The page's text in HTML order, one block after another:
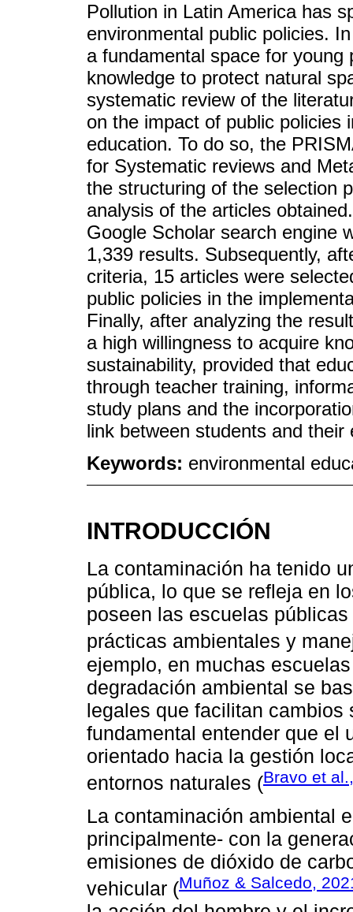
Pollution in Latin America has
environmental public policies.
a fundamental space for
knowledge to protect natural
systematic review of the
on the impact of public policies
education. To do so, the
for Systematic reviews and
the structuring of the selection
analysis of the articles
Google Scholar search engine
1,339 results. Subsequently,
criteria, 15 articles were
public policies in the
Finally, after analyzing the
a high willingness to acquire
sustainability, provided that
through teacher training,
study plans and the
link between students and their
Keywords: environmental
INTRODUCCIÓN
La contaminación ha tenido
pública, lo que se refleja en
poseen las escuelas
prácticas ambientales y
ejemplo, en muchas
degradación ambiental se
legales que facilitan
fundamental entender que el
orientado hacia la gestión
entornos naturales (Bravo et
La contaminación ambiental
principalmente- con la
emisiones de dióxido de
vehicular (Muñoz & Salcedo,